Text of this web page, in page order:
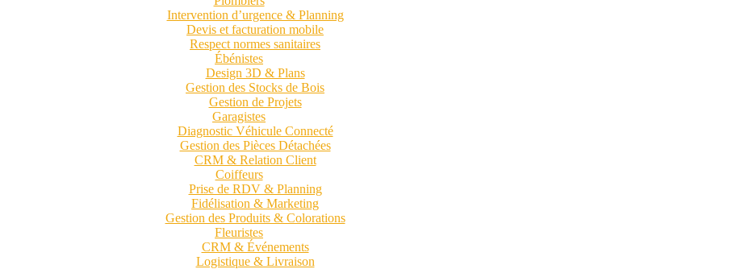
Intervention d’urgence & Planning
Devis et facturation mobile
Respect normes sanitaires
Ébénistes
Design 3D & Plans
Gestion des Stocks de Bois
Gestion de Projets
Garagistes
Diagnostic Véhicule Connecté
Gestion des Pièces Détachées
CRM & Relation Client
Coiffeurs
Prise de RDV & Planning
Fidélisation & Marketing
Gestion des Produits & Colorations
Fleuristes
CRM & Événements
Logistique & Livraison